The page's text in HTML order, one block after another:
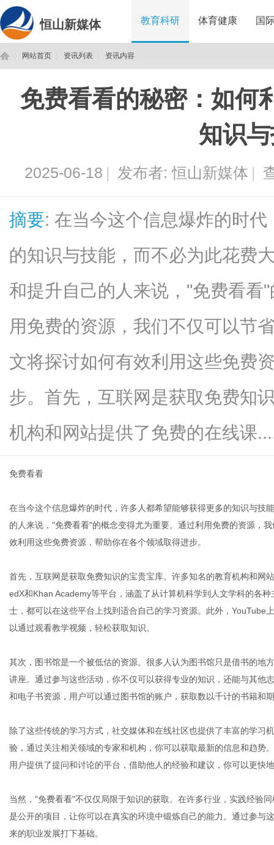
恒山新媒体 教育科研 体育健康 国
网站首页
›
资讯列表 资讯内容
免费看看的秘密：如何
知识
2025-06-18 | 发布者:恒山新媒体 |
摘要: 在当今这个信息爆炸的时
的知识与技能，而不必为此花费
和提升自己的人来说，"免费看看
用免费的资源，我们不仅可以节
文将探讨如何有效利用这些免费
步。首先，互联网是获取免费知
机构和网站提供了免费的在线课
免费看看
在当今这个信息爆炸的时代，许多人都希望能够获得更多的知识与技
的人来说，"免费看看"的概念变得尤为重要。通过利用免费的资源，
效利用这些免费资源，帮助你在各个领域取得进步。
首先，互联网是获取免费知识的宝贵宝库。许多知名的教育机构和网
edX和Khan Academy等平台，涵盖了从计算机科学到人文学科的各
士，都可以在这些平台上找到适合自己的学习资源。此外，YouTube
以通过观看教学视频，轻松获取知识。
其次，图书馆是一个被低估的资源。很多人认为图书馆只是借书的地
讲座。通过参与这些活动，你不仅可以获得专业的知识，还能与其他
和电子书资源，用户可以通过图书馆的账户，获取数以千计的书籍和
除了这些传统的学习方式，社交媒体和在线社区也提供了丰富的学习
验，通过关注相关领域的专家和机构，你可以获取最新的信息和趋势
用户提供了提问和讨论的平台，借助他人的经验和建议，你可以更快
当然，"免费看看"不仅仅局限于知识的获取。在许多行业，实践经验
是公开的项目，让你可以在真实的环境中锻炼自己的能力。通过参与
来的职业发展打下基础。